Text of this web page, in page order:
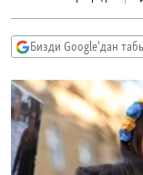
ДАНИСТЕ
ЭЖЕ-СИҢДИЛЕР
АЗАТТЫК+
Русский
ОНЛАЙН ШЕРИНЕ
Бизди Google'дан